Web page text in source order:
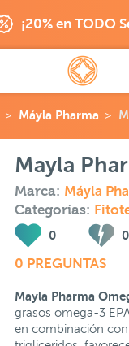
¡20% en TODO
Máyla Pharma
Mayla
Marca: Máyla
Categorías:
0 0
0 PREGUNTAS
Mayla Pharma
grasos omega-3
en combinación